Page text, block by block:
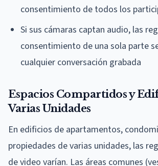
consentimiento de todos los
Si sus cámaras captan audio, las
consentimiento de una sola parte
cualquier conversación grabada
Espacios Compartidos y
Varias Unidades
En edificios de apartamentos,
propiedades de varias unidades, las
de video varían. Las áreas comunes